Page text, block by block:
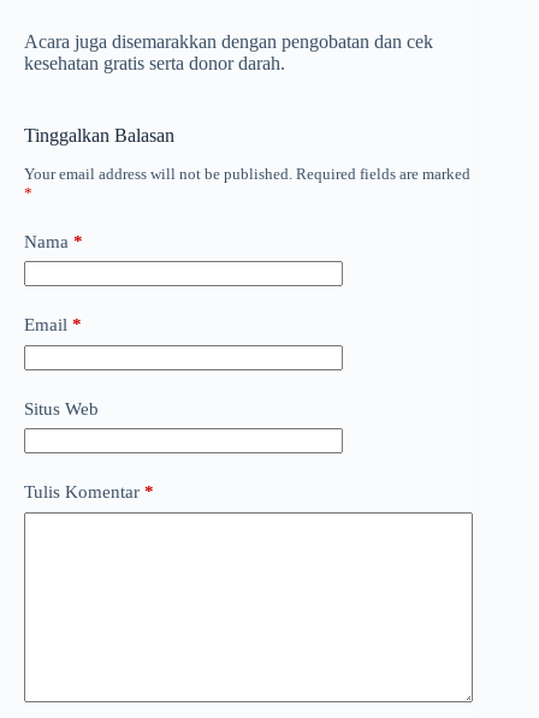
Acara juga disemarakkan dengan pengobatan dan cek
kesehatan gratis serta donor darah.
Tinggalkan Balasan
Your email address will not be published. Required fields are marked
*
Nama *
Email *
Situs Web
Tulis Komentar *